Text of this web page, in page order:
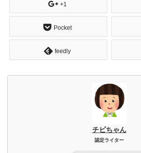
+1
Pocket
feedly
チビちゃん
認定ライター